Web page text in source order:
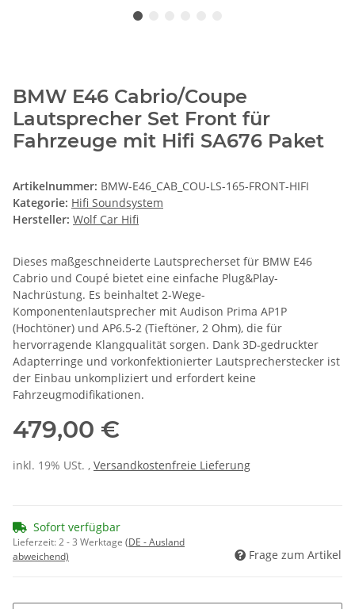
BMW E46 Cabrio/Coupe
Lautsprecher Set Front für
Fahrzeuge mit Hifi SA676 Paket
Artikelnummer: BMW-E46_CAB_COU-LS-165-FRONT-HIFI
Kategorie: Hifi Soundsystem
Hersteller: Wolf Car Hifi
Dieses maßgeschneiderte Lautsprecherset für BMW E46
Cabrio und Coupé bietet eine einfache Plug&Play-
Nachrüstung. Es beinhaltet 2-Wege-
Komponentenlautsprecher mit Audison Prima AP1P
(Hochtöner) und AP6.5-2 (Tieftöner, 2 Ohm), die für
hervorragende Klangqualität sorgen. Dank 3D-gedruckter
Adapterringe und vorkonfektionierter Lautsprecherstecker ist
der Einbau unkompliziert und erfordert keine
Fahrzeugmodifikationen.
479,00 €
inkl. 19% USt. , Versandkostenfreie Lieferung
Sofort verfügbar
Lieferzeit:2 - 3 Werktage (DE - Ausland
abweichend)
Frage zum Artikel